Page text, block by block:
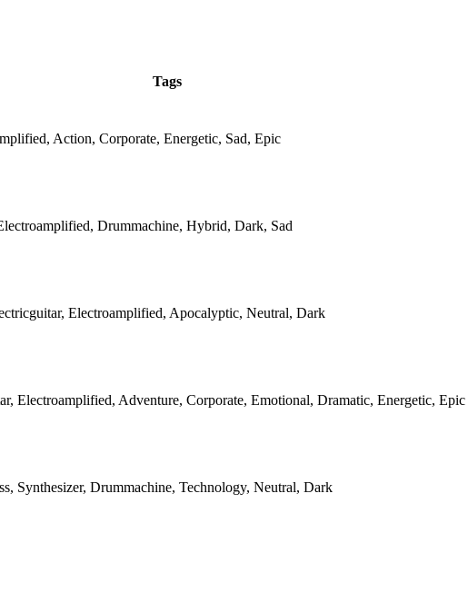
Tags
Action, Corporate, Energetic, Sad, Epic
Drummachine, Hybrid, Dark, Sad
Electroamplified, Apocalyptic, Neutral, Dark
Electroamplified, Adventure, Corporate, Emotional, Dramatic, Energetic, Epic
Synthesizer, Drummachine, Technology, Neutral, Dark